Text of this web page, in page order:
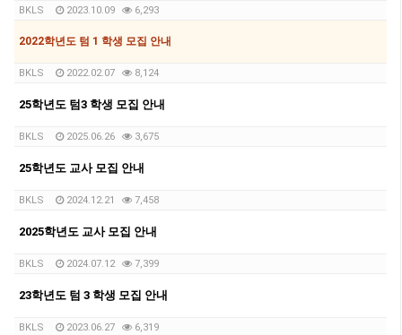
BKLS 2023.10.09 6,293
2022학년도 텀 1 학생 모집 안내
BKLS 2022.02.07 8,124
25학년도 텀3 학생 모집 안내
BKLS 2025.06.26 3,675
25학년도 교사 모집 안내
BKLS 2024.12.21 7,458
2025학년도 교사 모집 안내
BKLS 2024.07.12 7,399
23학년도 텀 3 학생 모집 안내
BKLS 2023.06.27 6,319